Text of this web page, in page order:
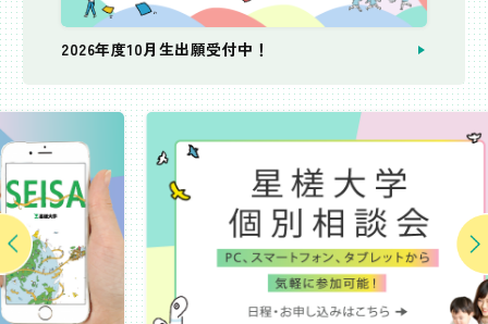
2026年度10月生出願受付中！